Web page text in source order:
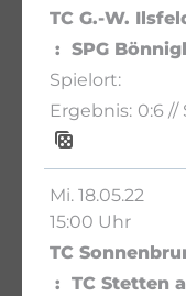
TC G.-W.
SPG
0:6 //
Mi. 18.05.22
15:00 Uhr
TC
TC Stetten